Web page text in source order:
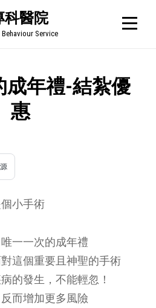
科醫院
Service
成年禮-結紮優
惠
小手術
一一次的成年禮
這個重要且神聖的手術
的發生，不能輕忽！
而增加更多風險